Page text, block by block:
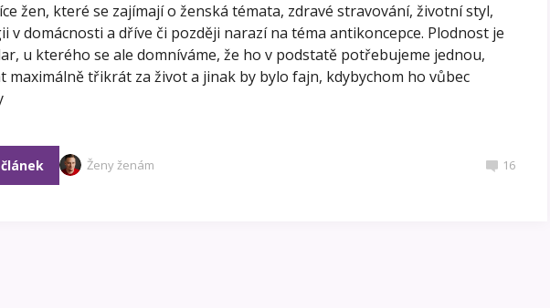
žen, které se zajímají o ženská témata, zdravé stravování, životní styl,
v domácnosti a dříve či později narazí na téma antikoncepce. Plodnost je
u kterého se ale domníváme, že ho v podstatě potřebujeme jednou,
maximálně třikrát za život a jinak by bylo fajn, kdybychom ho vůbec
Ženy ženám 16